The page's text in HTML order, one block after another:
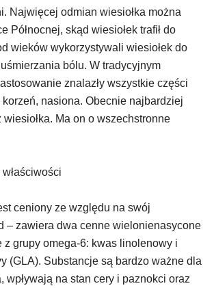
Najwięcej odmian wiesiołka można
Północnej, skąd wiesiołek trafił do
wieków wykorzystywali wiesiołek do
bólu. W tradycyjnym
znalazły wszystkie części
korzeń, nasiona. Obecnie najbardziej
Ma on o wszechstronne
ceniony ze względu na swój
– zawiera dwa cenne wielonienasycone
z grupy omega-6: kwas linolenowy i
(GLA). Substancje są bardzo ważne dla
wpływają na stan cery i paznokci oraz